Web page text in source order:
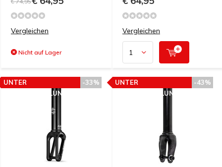
Vergleichen
Nicht auf Lager
Vergleichen
-33%
UNTER
PREISEMPFEHLUNG
-43%
UNTER
PREISEMPFEHLUNG